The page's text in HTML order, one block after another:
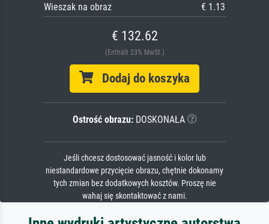
Wieszak na obraz
€ 1.13
€ 132.62
(Enthält 23% MwSt.)
Dodaj do koszyka
Ostrość obrazu:DOSKONAŁA
Jeśli chcesz dostosować jasność i kolor lub
niestandardowe przycięcie obrazu, chętnie dokonamy
tych zmian bez dodatkowych kosztów. Proszę nie
wahaj się skontaktować z nami.